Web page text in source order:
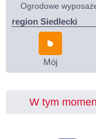
Ogrodowe
region Siedlecki
Mój
W tym